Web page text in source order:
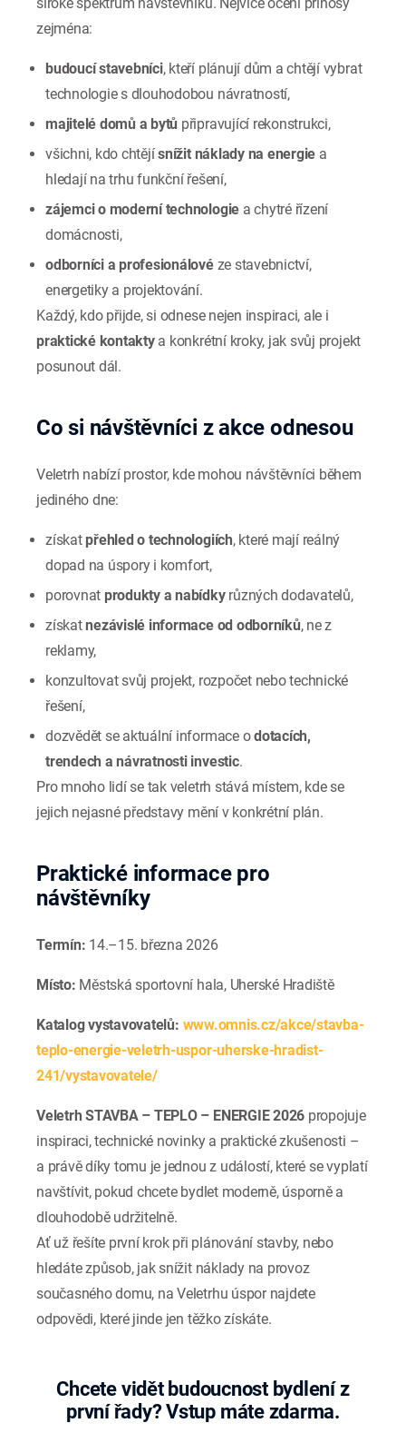
široké spektrum návštěvníků. Nejvíce ocení přínosy
zejména:
budoucí stavebníci, kteří plánují dům a chtějí vybrat
technologie s dlouhodobou návratností,
majitelé domů a bytů připravující rekonstrukci,
všichni, kdo chtějísnížit náklady na energie a
hledají na trhu funkční řešení,
zájemci o moderní technologie a chytré řízení
domácnosti,
odborníci a profesionálovéze stavebnictví,
energetiky a projektování.
Každý, kdo přijde, si odnese nejen inspiraci, ale i
praktické kontaktya konkrétní kroky, jak svůj projekt
posunout dál.
Co si návštěvníci z akce odnesou
Veletrh nabízí prostor, kde mohou návštěvníci během
jediného dne:
získat přehled o technologiích, které mají reálný
dopad na úspory i komfort,
porovnat produkty a nabídkyrůzných dodavatelů,
získatnezávislé informace od odborníků, ne z
reklamy,
konzultovat svůj projekt, rozpočet nebo technické
řešení,
dozvědět se aktuální informace odotacích,
trendech a návratnosti investic.
Pro mnoho lidí se tak veletrh stává místem, kde se
jejich nejasné představy mění v konkrétní plán.
Praktické informace pro
návštěvníky
Termín: 14.–15. března 2026
Místo: Městská sportovní hala, Uherské Hradiště
Katalog vystavovatelů: www.omnis.cz/akce/stavba-
teplo-energie-veletrh-uspor-uherske-hradist-
241/vystavovatele/
Veletrh STAVBA – TEPLO – ENERGIE 2026 propojuje
inspiraci, technické novinky a praktické zkušenosti –
a právě díky tomu je jednou z událostí, které se vyplatí
navštívit, pokud chcete bydlet moderně, úsporně a
dlouhodobě udržitelně.
Ať už řešíte první krok při plánování stavby, nebo
hledáte způsob, jak snížit náklady na provoz
současného domu, na Veletrhu úspor najdete
odpovědi, které jinde jen těžko získáte.
Chcete vidět budoucnost bydlení z
první řady? Vstup máte zdarma.